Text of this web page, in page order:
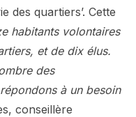
des quartiers’. Cette
habitants volontaires
et de dix élus.
des
à un besoin
conseillère